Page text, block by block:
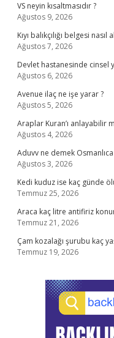
VS neyin kısaltmasıdır ?
Ağustos 9, 2026
Kıyı balıkçılığı belgesi nasıl
Ağustos 7, 2026
Devlet hastanesinde cinsel
Ağustos 6, 2026
Avenue ilaç ne işe yarar ?
Ağustos 5, 2026
Araplar Kuran’ı anlayabilir
Ağustos 4, 2026
Aduvv ne demek Osmanlıca
Ağustos 3, 2026
Kedi kuduz ise kaç günde
Temmuz 25, 2026
Araca kaç litre antifiriz
Temmuz 21, 2026
Çam kozalağı şurubu kaç
Temmuz 19, 2026